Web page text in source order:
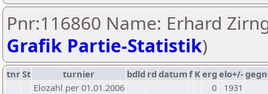
Pnr:116860 Name: Erhard
Grafik Partie-Statistik)
tnrSt turnier bdld rd datumf Kerg elo+/-
Elozahl per 01.01.2006
0
1931